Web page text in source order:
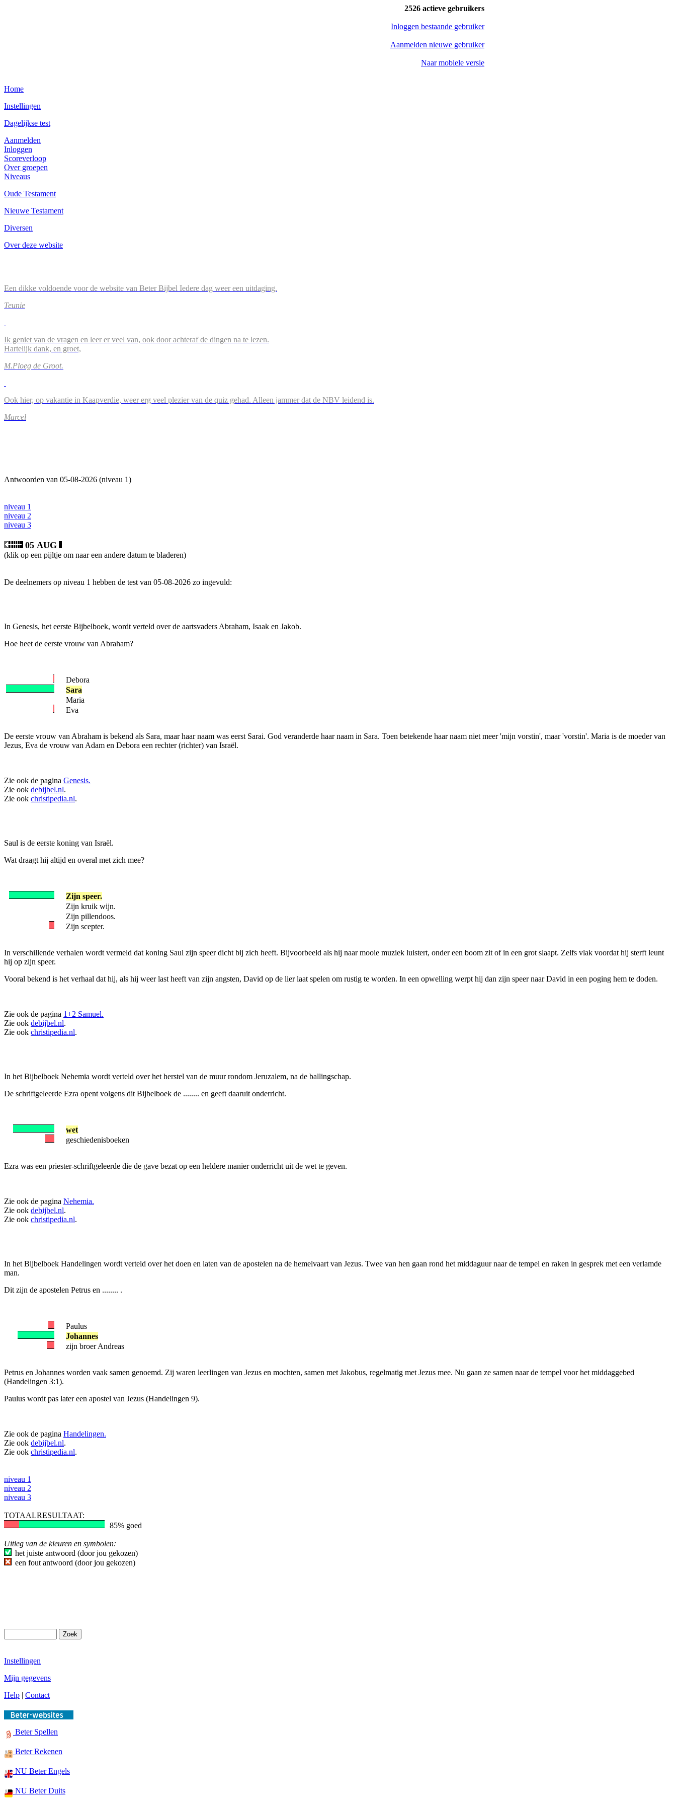
2526 actieve gebruikers
Inloggen bestaande gebruiker
Aanmelden nieuwe gebruiker
Naar mobiele versie
Home
Instellingen
Dagelijkse test
Aanmelden
Inloggen
Scoreverloop
Over groepen
Niveaus
Oude Testament
Nieuwe Testament
Diversen
Over deze website
Een dikke voldoende voor de website van Beter Bijbel Iedere dag weer een uitdaging.
Teunie
Ik geniet van de vragen en leer er veel van, ook door achteraf de dingen na te lezen.
Hartelijk dank, en groet,
M.Ploeg de Groot.
Ook hier, op vakantie in Kaapverdie, weer erg veel plezier van de quiz gehad. Alleen jammer dat de NBV leidend is.
Marcel
Antwoorden van 05-08-2026 (niveau 1)
niveau 1
niveau 2
niveau 3
05 AUG
(klik op een pijltje om naar een andere datum te bladeren)
De deelnemers op niveau 1 hebben de test van 05-08-2026 zo ingevuld:
In Genesis, het eerste Bijbelboek, wordt verteld over de aartsvaders Abraham, Isaak en Jakob.
Hoe heet de eerste vrouw van Abraham?
Debora
Sara
Maria
Eva
De eerste vrouw van Abraham is bekend als Sara, maar haar naam was eerst Sarai. God veranderde haar naam in Sara. Toen betekende haar naam niet meer 'mijn vorstin', maar 'vorstin'. Maria is de moeder van
Jezus, Eva de vrouw van Adam en Debora een rechter (richter) van Israël.
Zie ook de pagina Genesis.
Zie ook debijbel.nl.
Zie ook christipedia.nl.
Saul is de eerste koning van Israël.
Wat draagt hij altijd en overal met zich mee?
Zijn speer.
Zijn kruik wijn.
Zijn pillendoos.
Zijn scepter.
In verschillende verhalen wordt vermeld dat koning Saul zijn speer dicht bij zich heeft. Bijvoorbeeld als hij naar mooie muziek luistert, onder een boom zit of in een grot slaapt. Zelfs vlak voordat hij sterft leunt
hij op zijn speer.
Vooral bekend is het verhaal dat hij, als hij weer last heeft van zijn angsten, David op de lier laat spelen om rustig te worden. In een opwelling werpt hij dan zijn speer naar David in een poging hem te doden.
Zie ook de pagina 1+2 Samuel.
Zie ook debijbel.nl.
Zie ook christipedia.nl.
In het Bijbelboek Nehemia wordt verteld over het herstel van de muur rondom Jeruzalem, na de ballingschap.
De schriftgeleerde Ezra opent volgens dit Bijbelboek de ........ en geeft daaruit onderricht.
wet
geschiedenisboeken
Ezra was een priester-schriftgeleerde die de gave bezat op een heldere manier onderricht uit de wet te geven.
Zie ook de pagina Nehemia.
Zie ook debijbel.nl.
Zie ook christipedia.nl.
In het Bijbelboek Handelingen wordt verteld over het doen en laten van de apostelen na de hemelvaart van Jezus. Twee van hen gaan rond het middaguur naar de tempel en raken in gesprek met een verlamde
man.
Dit zijn de apostelen Petrus en ........ .
Paulus
Johannes
zijn broer Andreas
Petrus en Johannes worden vaak samen genoemd. Zij waren leerlingen van Jezus en mochten, samen met Jakobus, regelmatig met Jezus mee. Nu gaan ze samen naar de tempel voor het middaggebed
(Handelingen 3:1).
Paulus wordt pas later een apostel van Jezus (Handelingen 9).
Zie ook de pagina Handelingen.
Zie ook debijbel.nl.
Zie ook christipedia.nl.
niveau 1
niveau 2
niveau 3
TOTAALRESULTAAT:
85% goed
Uitleg van de kleuren en symbolen:
het juiste antwoord (door jou gekozen)
een fout antwoord (door jou gekozen)
Instellingen
Mijn gegevens
Help | Contact
Beter Spellen
Beter Rekenen
NU Beter Engels
NU Beter Duits